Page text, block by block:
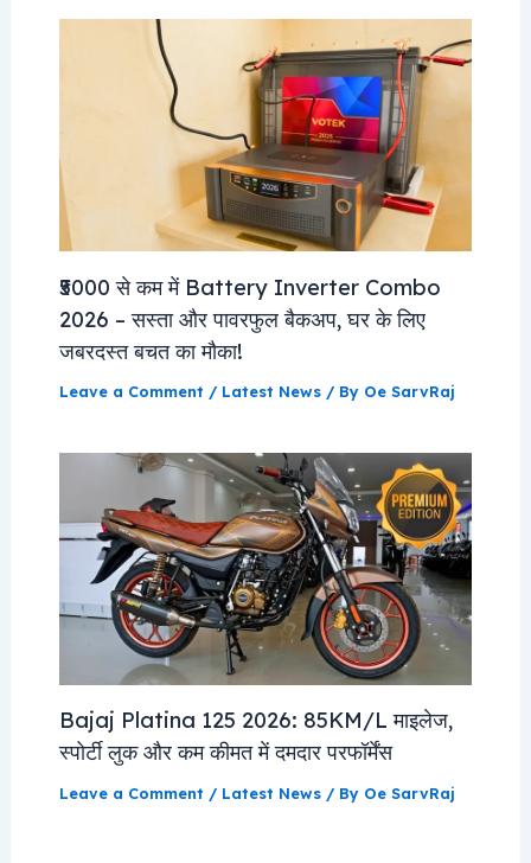
₹5000 से कम में Battery Inverter Combo
2026 – सस्ता और पावरफुल बैकअप, घर के लिए
जबरदस्त बचत का मौका!
Leave a Comment / Latest News/ By Oe SarvRaj
Bajaj Platina 125 2026: 85KM/L माइलेज,
स्पोर्टी लुक और कम कीमत में दमदार परफॉर्मेंस
Leave a Comment / Latest News/ By Oe SarvRaj